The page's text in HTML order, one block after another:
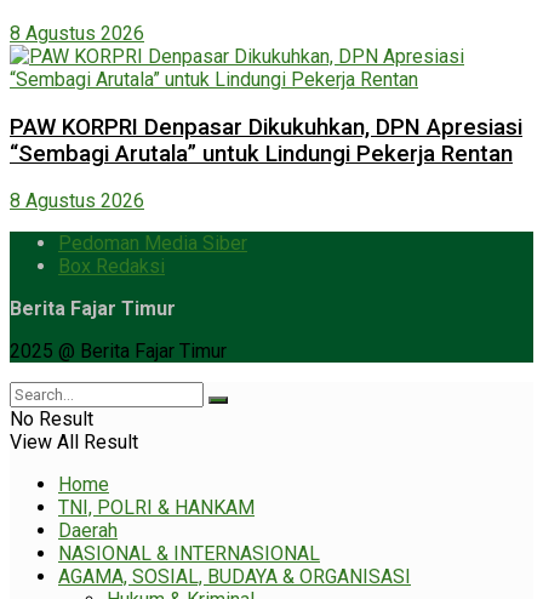
8 Agustus 2026
PAW KORPRI Denpasar Dikukuhkan, DPN Apresiasi
“Sembagi Arutala” untuk Lindungi Pekerja Rentan
8 Agustus 2026
Pedoman Media Siber
Box Redaksi
Berita Fajar Timur
2025 @ Berita Fajar Timur
No Result
View All Result
Home
TNI, POLRI & HANKAM
Daerah
NASIONAL & INTERNASIONAL
AGAMA, SOSIAL, BUDAYA & ORGANISASI